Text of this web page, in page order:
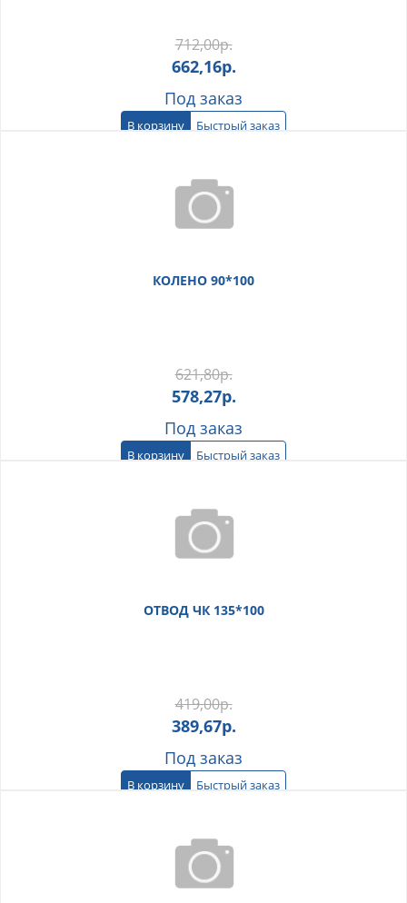
712,00р.
662,16р.
Под заказ
В корзину Быстрый заказ
КОЛЕНО 90*100
621,80р.
578,27р.
Под заказ
В корзину Быстрый заказ
ОТВОД ЧК 135*100
419,00р.
389,67р.
Под заказ
В корзину Быстрый заказ